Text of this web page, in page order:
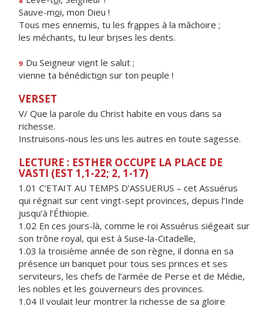
Sauve-moi, mon Dieu !
Tous mes ennemis, tu les frappes à la mâchoire ;
les méchants, tu leur brises les dents.
9 Du Seigneur vient le salut ;
vienne ta bénédiction sur ton peuple !
VERSET
V/ Que la parole du Christ habite en vous dans sa
richesse.
Instruisons-nous les uns les autres en toute sagesse.
LECTURE : ESTHER OCCUPE LA PLACE DE
VASTI (EST 1,1-22; 2, 1-17)
1.01 C’ETAIT AU TEMPS D’ASSUERUS – cet Assuérus
qui régnait sur cent vingt-sept provinces, depuis l’Inde
jusqu’à l’Éthiopie.
1.02 En ces jours-là, comme le roi Assuérus siégeait sur
son trône royal, qui est à Suse-la-Citadelle,
1.03 la troisième année de son règne, il donna en sa
présence un banquet pour tous ses princes et ses
serviteurs, les chefs de l’armée de Perse et de Médie,
les nobles et les gouverneurs des provinces.
1.04 Il voulait leur montrer la richesse de sa gloire